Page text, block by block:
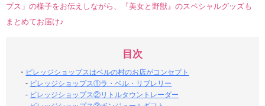
プス」の様子をお伝えしながら、『美女と野獣』のスペシャルグッズも
まとめてお届け♪
目次
・ ビレッジショップスはベルの村のお店がコンセプト
- ビレッジショップス①ラ・ベル・リブレリー
- ビレッジショップス②リトルタウントレーダー